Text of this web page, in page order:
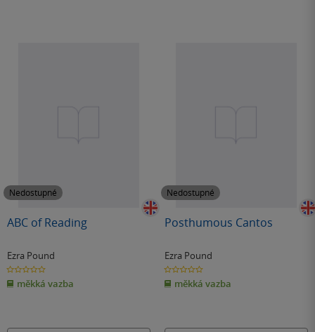
Nedostupné
ABC of Reading
Ezra Pound
0.0
z
5
hvězdiček
měkká vazba
Nedostupné
Posthumous Cantos
Ezra Pound
0.0
z
5
hvězdiček
měkká vazba